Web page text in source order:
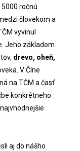
ročnú
človekom a
vyvinul
Jeho základom
drevo, oheň,
V Číne
na TČM a časť
konkrétneho
aj do nášho